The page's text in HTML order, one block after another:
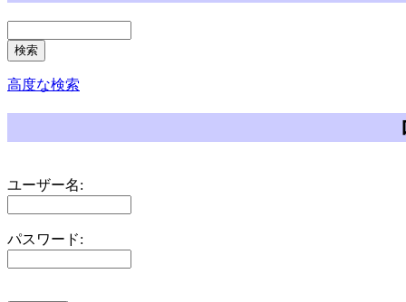
高度な検索
ユーザー名:
パスワード: